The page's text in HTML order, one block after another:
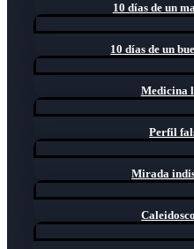
10 días de un
10 días de un
Medicina
Perfil
Mirada